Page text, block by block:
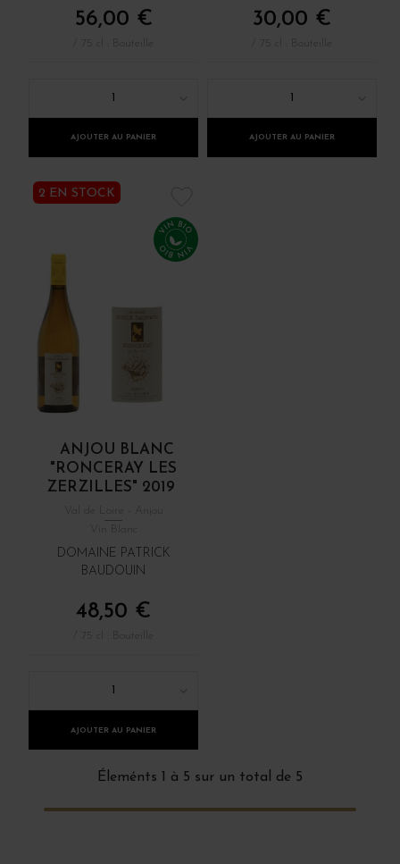
56,00 €
1
AJOUTER AU PANIER
30,00 €
1
AJOUTER AU PANIER
2 EN STOCK
ANJOU BLANC
"RONCERAY LES
ZERZILLES" 2019
Val de Loire - Anjou
DOMAINE PATRICK
BAUDOUIN
48,50 €
1
AJOUTER AU PANIER
Éleménts 1 à 5 sur un total de 5